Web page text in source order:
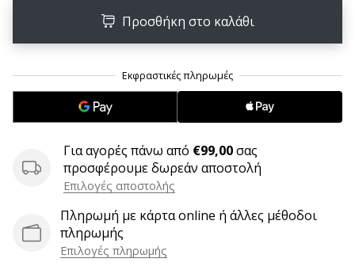
ιστότοπο,
σελίδα
στο
φόρουμ
συζητήσεων;
σας
αποφέρουν
Προσθήκη στο καλάθι
Για αγορές πάνω από €99,00σας
προσφέρουμε δωρεάν αποστολή
Επιλογές αποστολής
Πληρωμή με κάρτα online ή άλλες μέθοδοι
πληρωμής
Επιλογές πληρωμής